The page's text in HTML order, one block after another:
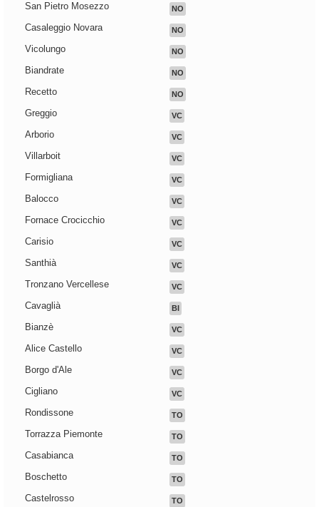
San Pietro Mosezzo NO
Casaleggio Novara NO
Vicolungo NO
Biandrate NO
Recetto NO
Greggio VC
Arborio VC
Villarboit VC
Formigliana VC
Balocco VC
Fornace Crocicchio VC
Carisio VC
Santhià VC
Tronzano Vercellese VC
Cavaglià BI
Bianzè VC
Alice Castello VC
Borgo d'Ale VC
Cigliano VC
Rondissone TO
Torrazza Piemonte TO
Casabianca TO
Boschetto TO
Castelrosso TO